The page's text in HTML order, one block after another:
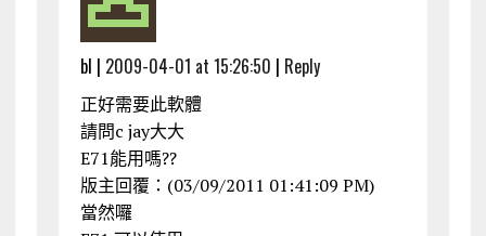
bl | 2009-04-01 at 15:26:50 | Reply
正好需要此軟體
請問c jay大大
E71能用嗎??
版主回覆：(03/09/2011 01:41:09 PM)
當然囉